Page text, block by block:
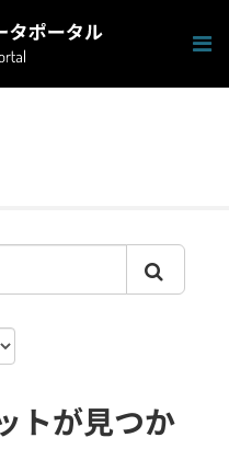
トが見つか